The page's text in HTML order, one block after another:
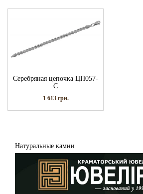
Серебряная цепочка ЦП057-
С
1 613 грн.
Натуральные камни